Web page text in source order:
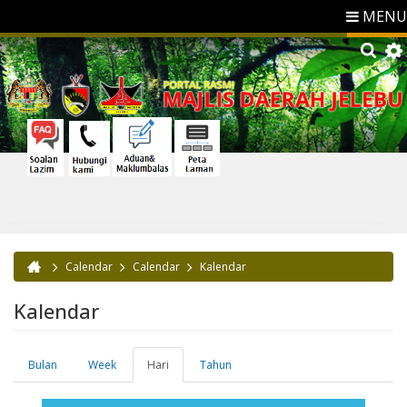
MENU
Anda di sini
Calendar Calendar Kalendar
Kalendar
Tab-tab utama
Bulan Week Hari
aktif)
Tahun